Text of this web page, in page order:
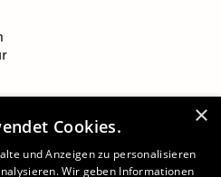
×
Cookies.
und Anzeigen zu personalisieren
Wir geben Informationen